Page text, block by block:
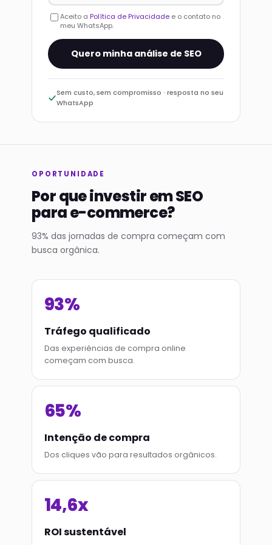
Aceito a Política de Privacidade e o contato no
meu WhatsApp.
Quero minha análise de SEO
Sem custo, sem compromisso · resposta no seu
WhatsApp
OPORTUNIDADE
Por que investir em SEO
para e-commerce?
93% das jornadas de compra começam com
busca orgânica.
93%
Tráfego qualificado
Das experiências de compra online
começam com busca.
65%
Intenção de compra
Dos cliques vão para resultados orgânicos.
14,6x
ROI sustentável